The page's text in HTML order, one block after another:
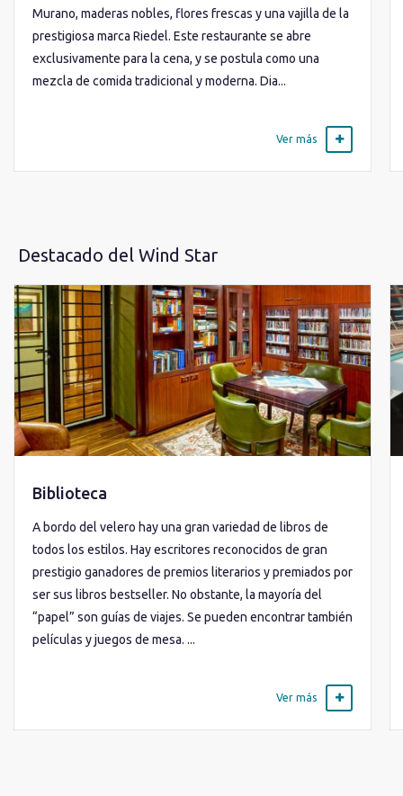
Murano, maderas nobles, flores frescas y una vajilla de la
prestigiosa marca Riedel. Este restaurante se abre
exclusivamente para la cena, y se postula como una
mezcla de comida tradicional y moderna. Dia...
Ver más
Destacado del Wind Star
Biblioteca
A bordo del velero hay una gran variedad de libros de
todos los estilos. Hay escritores reconocidos de gran
prestigio ganadores de premios literarios y premiados por
ser sus libros bestseller. No obstante, la mayoría del
“papel” son guías de viajes. Se pueden encontrar también
películas y juegos de mesa. ...
Ver más